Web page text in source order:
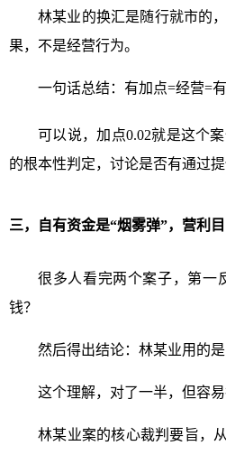
林某业的换汇是随行就市的
果，不是经营行为。
一句话总结：有加点=经营=
可以说，加点0.02就是这个
的根本性判定，讨论是否有通过
三，自有资金是“烟雾弹”，营利
很多人看完两个案子，第一
钱？
然后得出结论：林某业用的
这个理解，对了一半，但容易
林某业案的核心裁判要旨，